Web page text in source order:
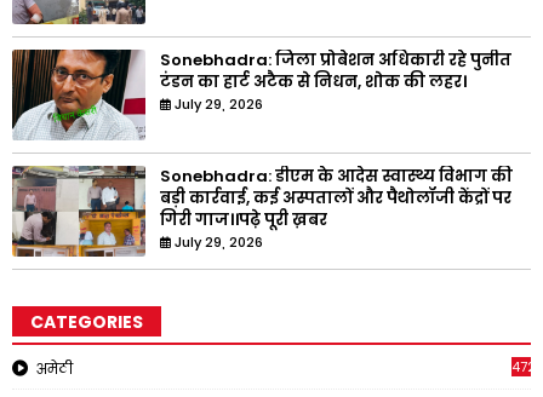
Sonebhadra: जिला प्रोबेशन अधिकारी रहे पुनीत
टंडन का हार्ट अटैक से निधन, शोक की लहर।
July 29, 2026
Sonebhadra: डीएम के आदेस स्वास्थ्य विभाग की
बड़ी कार्रवाई, कई अस्पतालों और पैथोलॉजी केंद्रों पर
गिरी गाज।।पढ़े पूरी ख़बर
July 29, 2026
CATEGORIES
अमेठी 4721